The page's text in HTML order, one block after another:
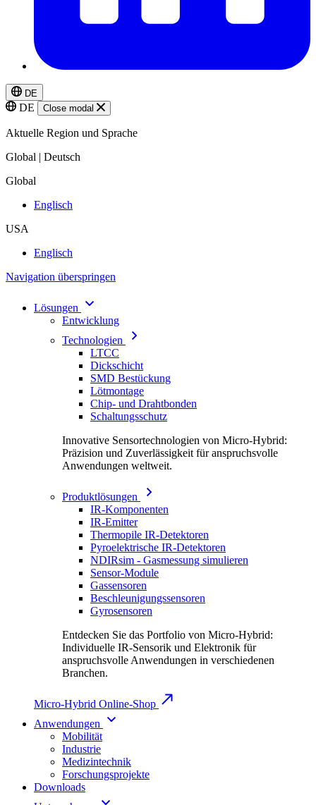
DE
DE Close modal
Aktuelle Region und Sprache
Global | Deutsch
Global
Englisch
USA
Englisch
Navigation überspringen
Lösungen
Entwicklung
Technologien
LTCC
Dickschicht
SMD Bestückung
Lötmontage
Chip- und Drahtbonden
Schaltungsschutz
Innovative Sensortechnologien von Micro-Hybrid:
Präzision und Zuverlässigkeit für anspruchsvolle
Anwendungen weltweit.
Produktlösungen
IR-Komponenten
IR-Emitter
Thermopile IR-Detektoren
Pyroelektrische IR-Detektoren
NDIRsim - Gasmessung simulieren
Sensor-Module
Gassensoren
Beschleunigungssensoren
Gyrosensoren
Entdecken Sie das Portfolio von Micro-Hybrid:
Individuelle IR-Sensorik und Elektronik für
anspruchsvolle Anwendungen in verschiedenen
Branchen.
Micro-Hybrid Online-Shop
Anwendungen
Mobilität
Industrie
Medizintechnik
Forschungsprojekte
Downloads